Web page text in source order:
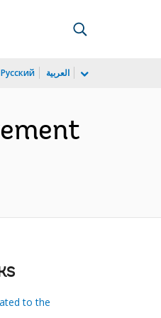
Русский العربية
to the